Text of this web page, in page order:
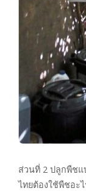
ส่วนที่ 2 ปลูกพืชแ
ไทยต้องใช้พืชอะ